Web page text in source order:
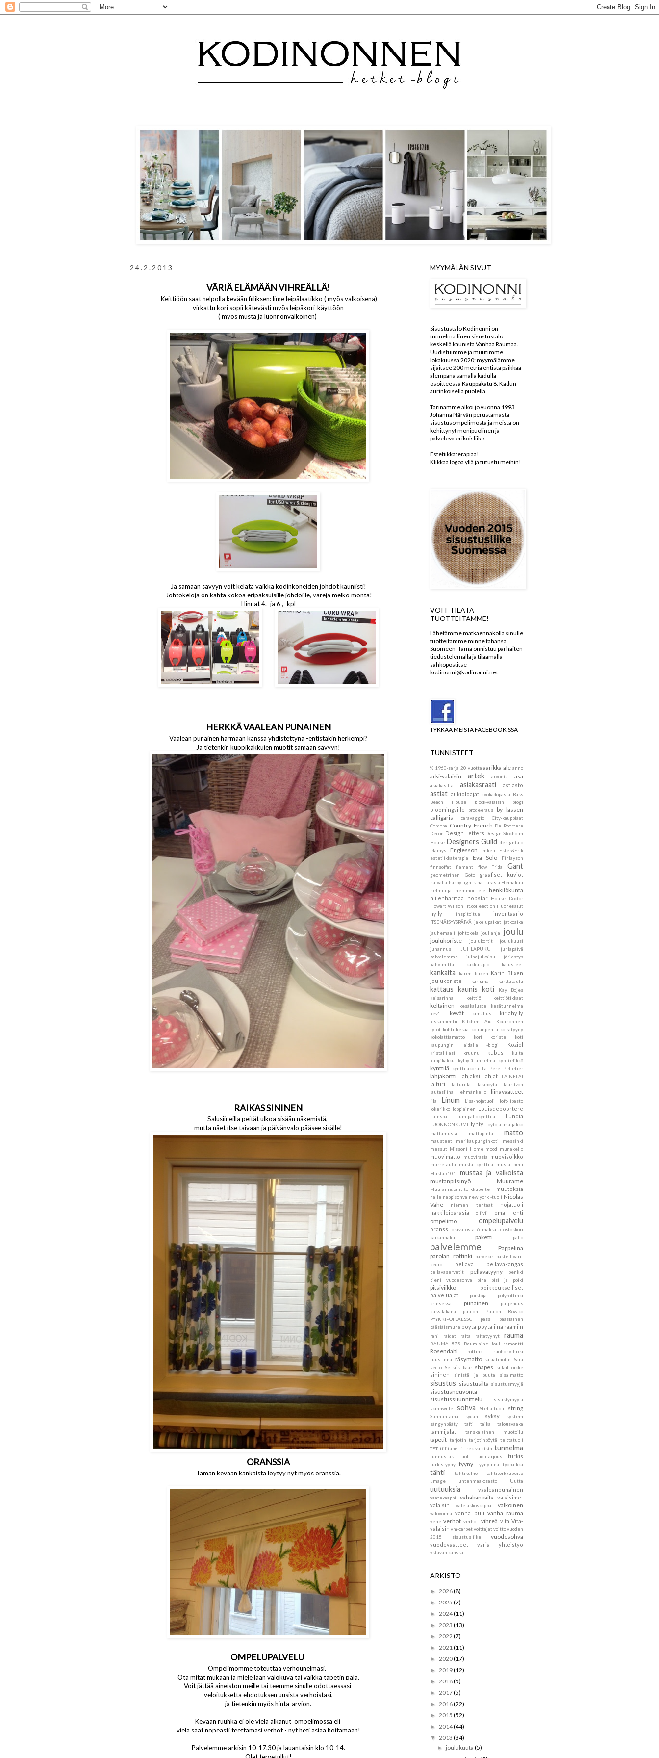
24.2.2013
VÄRIÄ ELÄMÄÄN VIHREÄLLÄ!
Keittiöön saat helpolla kevään fiiliksen: lime leipälaatikko ( myös valkoisena)
virkattu kori sopii kätevästi myös leipäkori-käyttöön
( myös musta ja luonnonvalkoinen)
Ja samaan sävyyn voit kelata vaikka kodinkoneiden johdot kauniisti!
Johtokeloja on kahta kokoa eripaksuisille johdoille, värejä melko monta!
Hinnat 4.- ja 6 ,- kpl
HERKKÄ VAALEAN PUNAINEN
Vaalean punainen harmaan kanssa yhdistettynä -entistäkin herkempi?
Ja tietenkin kuppikakkujen muotit samaan sävyyn!
RAIKAS SININEN
Salusiineilla peität ulkoa sisään näkemistä,
mutta näet itse taivaan ja päivänvalo pääsee sisälle!
ORANSSIA
Tämän kevään kankaista löytyy nyt myös oranssia.
OMPELUPALVELU
Ompelimomme toteuttaa verhounelmasi.
Ota mitat mukaan ja mielellään valokuva tai vaikka tapetin pala.
Voit jättää aineiston meille tai teemme sinulle odottaessasi
veloituksetta ehdotuksen uusista verhoistasi,
ja tietenkin myös hinta-arvion.
Kevään ruuhka ei ole vielä alkanut ompelimossa eli
vielä saat nopeasti teettämäsi verhot - nyt heti asiaa hoitamaan!
Palvelemme arkisin 10-17.30 ja lauantaisin klo 10-14.
MYYMÄLÄN SIVUT
Sisustustalo Kodinonni on
tunnelmallinen sisustustalo
keskellä kaunista Vanhaa Raumaa.
Uudistuimme ja muutimme
lokakuussa 2020; myymälämme
sijaitsee 200 metriä entistä paikkaa
alempana samalla kadulla
osoitteessa Kauppakatu 8. Kadun
aurinkoisella puolella.
Tarinamme alkoi jo vuonna 1993
Johanna Närvän perustamasta
sisustusompelimosta ja meistä on
kehittynyt monipuolinen ja
palveleva erikoisliike.
Estetiikkaterapiaa!
Klikkaa logoa yllä ja tutustu meihin!
VOIT TILATA
TUOTTEITAMME!
Lähetämme matkaennakolla sinulle
tuotteitamme minne tahansa
Suomeen. Tämä onnistuu parhaiten
tiedustelemalla ja tilaamalla
sähköpostitse
kodinonni@kodinonni.net
TYKKÄÄ MEISTÄ FACEBOOKISSA
TUNNISTEET
% 1960-sarja 20 vuotta aarikka ale anno
arki-valaisin artek arvonta asa
asiakasilta asiakasraati astiasto
astiat aukioloajat avokadopasta
Bass
Beach House
block-valaisin blogi
bloomingville brodeeraus
by lassen
calligaris
caravaggio
City-kauppiaat
Cordoba
Country French De Poortere
Decon Design Letters Design Stocholm
House Designers Guild designtalo
elämys
Englesson enkeli
Ester&Erik
estetiikkaterapia
Eva Solo
Finlayson
finnsoffat
flamant flow Frida Gant
geometrinen Goto graafiset kuviot
halvalla happy lights hatturasia Heinäkuu
helmililja
hemmoittele henkilökunta
hiilenharmaa hobstar
House Doctor
Howart Wilson Ht.colleection Huonekalut
hylly inspitoitua inventaario
ITSENÄISYYSPÄIVÄ jakelupaikat jatkoaika
jauhemaali johtokela joullahja joulu
joulukoriste joulukortit
joulukuusi
juhannus
JUHLAPUKU
juhlapäivä
palvelemme
julhajulkaisu
järjestys
kahvimitta
kakkulapio kalusteet
kankaita karen blixen
Karin Blixen
joulukoriste
karisma karttataulu
kattaus kaunis koti
Kay Bojes
keisarinna
keittiö keittiötikkaat
keltainen kesäkaluste
kesätunnelma
kev't
kevät kimallus kirjahylly
kissanpentu Kitchen Aid
Kodinonnen
tytöt kohti kesää. koiranpentu koiratyyny
kokolattiamatto
kori koriste
koti
kaupungin laidalla -blogi
Koziol
kristallilasi kruunu kubus
kulta
kuppikakku
kylpylätunnelma kynttelikkö
kynttilä kynttiläkoru La Pere Pelletier
lahjakortti lahjaksi lahjat LAINELAI
laituri laiturilla lasipöytä
lauritzon
lautasliina
lehmänkello liinavaatteet
lila Linum Lisa-nojatuoli
loft-lipasto
lokerikko loppiainen Louisdepoortere
Luinspa lumipallokynttilä Lundia
LUONNONKUMI lyhty löytöjä
maljakko
mattamusta
mattapinta matto
mausteet merikaupunginkoti
messinki
messut Missoni Home mood munakello
muovimatto muovirasia muovisoikko
murretaulu musta kynttilä
musta peili
Musta5101
mustaa ja valkoista
mustanpitsinyö Muurame
Muurame.tähtitorkkupeite muutoksia
nalle nappisohva new york -tuoli Nicolas
Vahe
niemen tehtaat
nojatuoli
näkkileipärasia
oliivii oma lehti
ompelimo ompelupalvelu
oranssi orava osta 6 maksa 5 ostoskori
paikanhaku
paketti pallo
palvelemme
Pappelina
parolan rottinki
parveke
pastellivärit
pedro
pellava pellavakangas
pellavaservetit pellavatyyny
penkki
pieni vuodesohva
piha pisi ja poiki
pitsiviikko
poikkeukselliset
palveluajat
poistoja
polyrottinki
prinsessa
punainen
purjehdus
pussilakana
puulon
Puulon Rowico
PYYKKIPOIKAESSU
pässi
pääsiäinen
pääsiäismuna pöytä pöytäliina raamiin
rahi raidat raita raitatyynyt rauma
RAUMA 575 Raumlaine Joul remontti
Rosendahl rottinki
ruohonvihreä
ruustinna
räsymatto salaatinotin
Sara
secto Setsi´s baar shapes sillail oikke
sininen sinistä ja puuta sisalmatto
sisustus sisustusilta sisustusmyyjä
sisustusneuvonta
sisustussuunnittelu
sisustymyyjä
skinnwille
sohva Stella-tuoli string
Sunnuntaina sydän syksy
system
sängynpääty
tafti taika talousvaaka
tammijalat tanskalainen muotoilu
tapetit tarjotin tarjotinpöytä
telttatuoli
TET tiilitapetti trek-valaisin tunnelma
tunnustus tuoli tuolitarjous turkis
turkistyyny tyyny tyynyliina työpaikka
tähti tähtikulho
tähtitorkkupeite
umage
untenmaa-osasto Uutta
uutuuksia vaaleanpunainen
vaatekaappi vahakankaita
valaisimet
valaisin
valelaskoskappa valkoinen
valovoima vanha puu vanha rauma
vene verhot verhot. vihreä vita Vita-
valaisin vm-carpetvoittajatvoittovuoden
2015 sisustusliike
vuodesohva
vuodevaatteet väriä yhteistyö
ystävän kanssa
ARKISTO
► 2026(8)
► 2025 (7)
► 2024(11)
► 2023 (13)
► 2022 (7)
► 2021(11)
► 2020(17)
► 2019(12)
► 2018(5)
► 2017(5)
► 2016(22)
► 2015 (52)
► 2014(44)
▼ 2013 (34)
► joulukuuta(5)